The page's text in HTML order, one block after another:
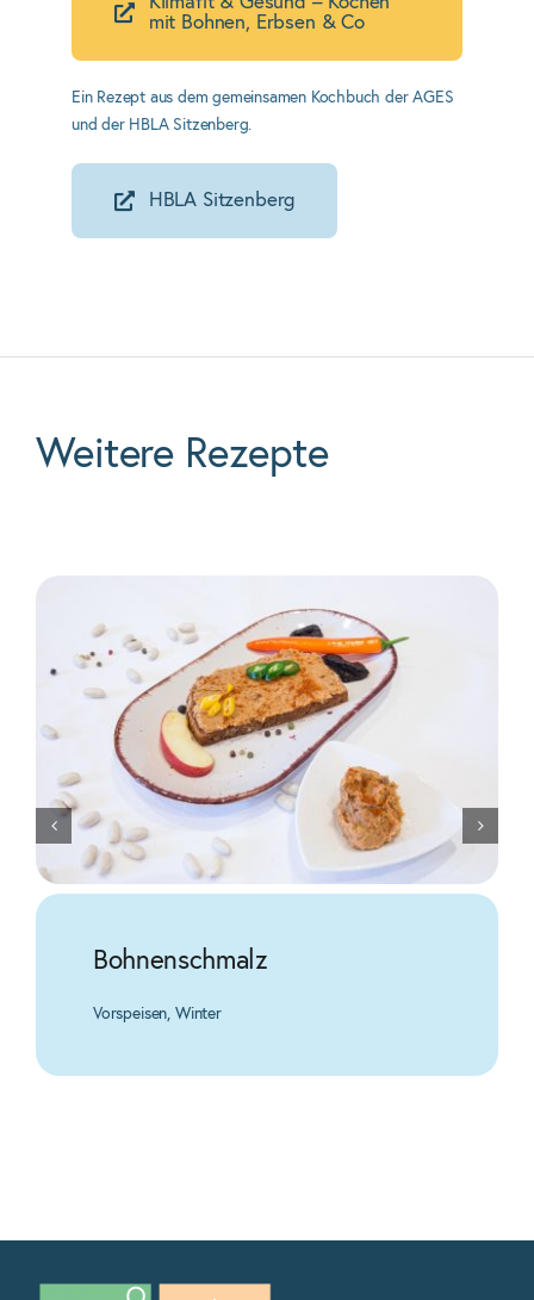
mit Bohnen, Erbsen & Co
Ein Rezept aus dem gemeinsamen Kochbuch der AGES
und der HBLA Sitzenberg.
HBLA Sitzenberg
Weitere Rezepte
Bohnenschmalz
Vorspeisen Winter